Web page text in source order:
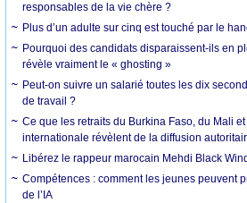
responsables de la vie chère ?
Plus d’un adulte sur cinq est touché par le
Pourquoi des candidats disparaissent-ils en
révèle vraiment le « ghosting »
Peut-on suivre un salarié toutes les dix
de travail ?
Ce que les retraits du Burkina Faso, du Mali
internationale révèlent de la diffusion
Libérez le rappeur marocain Mehdi Black Wind
Compétences : comment les jeunes peuvent
de l’IA